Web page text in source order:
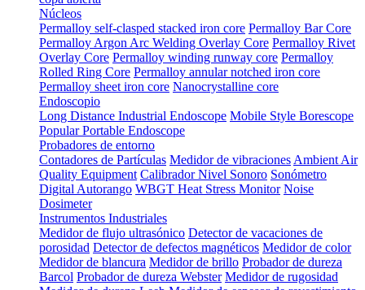
Núcleos
Permalloy self-clasped stacked iron core Permalloy Bar Core
Permalloy Argon Arc Welding Overlay Core Permalloy Rivet
Overlay Core Permalloy winding runway core Permalloy
Rolled Ring Core Permalloy annular notched iron core
Permalloy sheet iron core Nanocrystalline core
Endoscopio
Long Distance Industrial Endoscope Mobile Style Borescope
Popular Portable Endoscope
Probadores de entorno
Contadores de Partículas Medidor de vibraciones Ambient Air
Quality Equipment Calibrador Nivel Sonoro Sonómetro
Digital Autorango WBGT Heat Stress Monitor Noise
Dosimeter
Instrumentos Industriales
Medidor de flujo ultrasónico Detector de vacaciones de
porosidad Detector de defectos magnéticos Medidor de color
Medidor de blancura Medidor de brillo Probador de dureza
Barcol Probador de dureza Webster Medidor de rugosidad